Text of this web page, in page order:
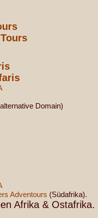
Domain)
Adventours (Südafrika).
Afrika & Ostafrika.